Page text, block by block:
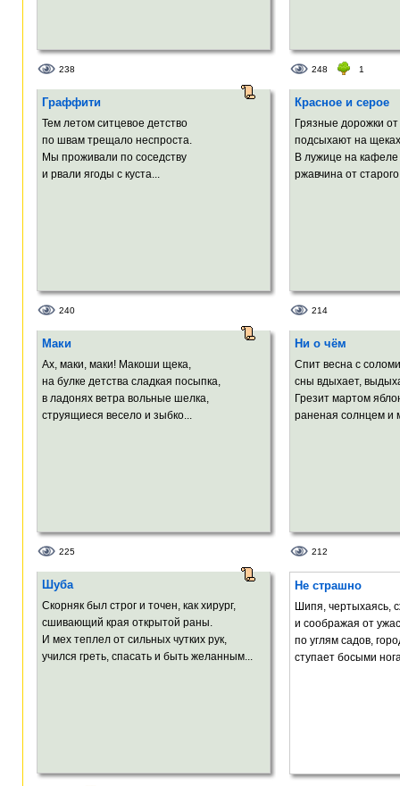
238 248 1
Граффити
Тем летом ситцевое детство
по швам трещало неспроста.
Мы проживали по соседству
и рвали ягоды с куста...
240
Красное и серое
Грязные дорожки
подсыхают на
В лужице на кафеле
ржавчина от старого
214
Маки
Ах, маки, маки! Макоши щека,
на булке детства сладкая посыпка,
в ладонях ветра вольные шелка,
струящиеся весело и зыбко...
225
Ни о чём
Спит весна с
сны вдыхает,
Грезит мартом
раненая солнцем и
212
Шуба
Скорняк был строг и точен, как хирург,
сшивающий края открытой раны.
И мех теплел от сильных чутких рук,
учился греть, спасать и быть желанным...
Не страшно
Шипя, чертыхаясь,
и соображая от
по углям садов,
ступает босыми